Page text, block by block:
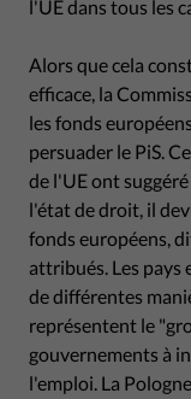
l'UE dans tous les
Alors que cela
efficace, la
les fonds
persuader le PiS.
de l'UE ont
l'état de droit, il
fonds européens,
attribués. Les pays
de différentes
représentent le
gouvernements à
l'emploi. La